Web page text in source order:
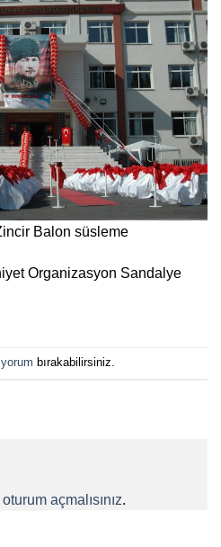
Balon süsleme
Organizasyon Sandalye
bırakabilirsiniz.
oturum açmalısınız.